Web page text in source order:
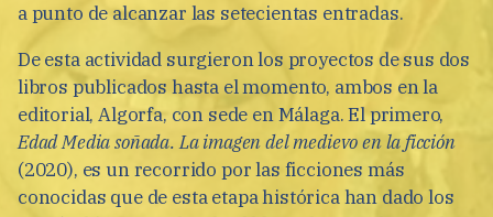
a punto de alcanzar las setecientas entradas.
De esta actividad surgieron los proyectos de sus dos
libros publicados hasta el momento, ambos en la
editorial, Algorfa, con sede en Málaga. El primero,
Edad Media soñada. La imagen del medievo en la ficción
(2020), es un recorrido por las ficciones más
conocidas que de esta etapa histórica han dado los